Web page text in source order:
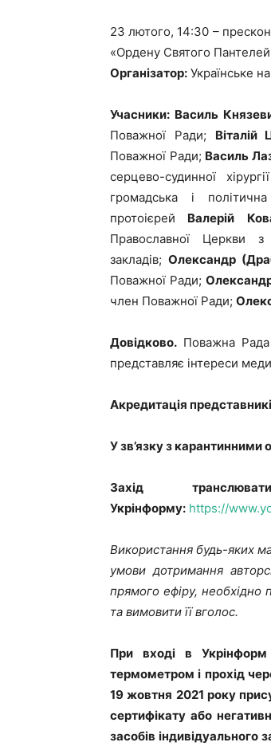
23 лютого, 14:30 –
«Ордену Святого
Організатор: Українське
Учасники: Василь
Поважної Ради;
Поважної Ради; Василь
серцево-судинної
громадська і
протоієрей Валерій
Православної Церкви
закладів; Олександр
Поважної Ради;
член Поважної Ради;
Довідково. Поважна Рада
представляє інтереси
Акредитація
У зв’язку з
Захід
Укрінформу: https://
Використання будь-яких
умови дотримання
прямого ефіру, необхідно
та вимовити її вголос.
При вході в Укрінформ
термометром і прохід
19 жовтня 2021 року
cертифікату або
засобів індивідуального